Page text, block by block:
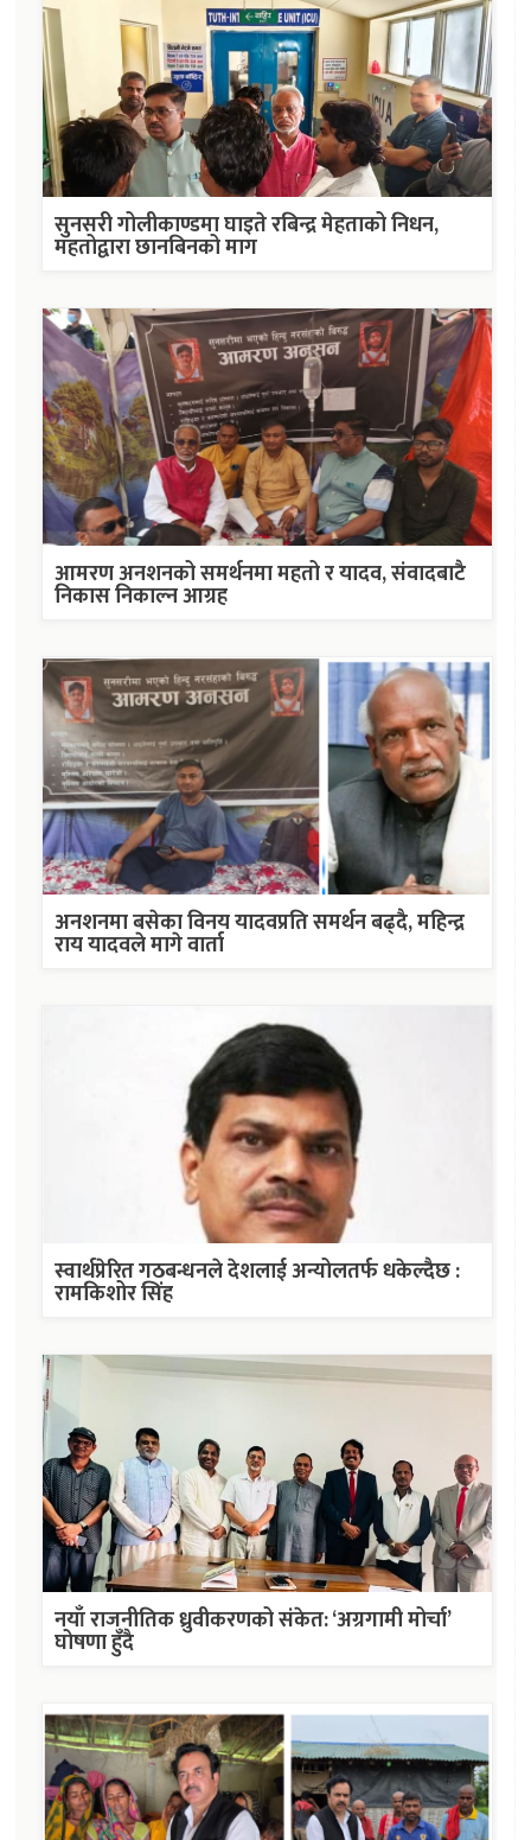
सुनसरी गोलीकाण्डमा घाइते रबिन्द्र मेहताको निधन,
महतोद्वारा छानबिनको माग
आमरण अनशनको समर्थनमा महतो र यादव, संवादबाटै
निकास निकाल्न आग्रह
अनशनमा बसेका विनय यादवप्रति समर्थन बढ्दै, महिन्द्र
राय यादवले मागे वार्ता
स्वार्थप्रेरित गठबन्धनले देशलाई अन्योलतर्फ धकेल्दैछ :
रामकिशोर सिंह
नयाँ राजनीतिक ध्रुवीकरणको संकेत: ‘अग्रगामी मोर्चा’
घोषणा हुँदै